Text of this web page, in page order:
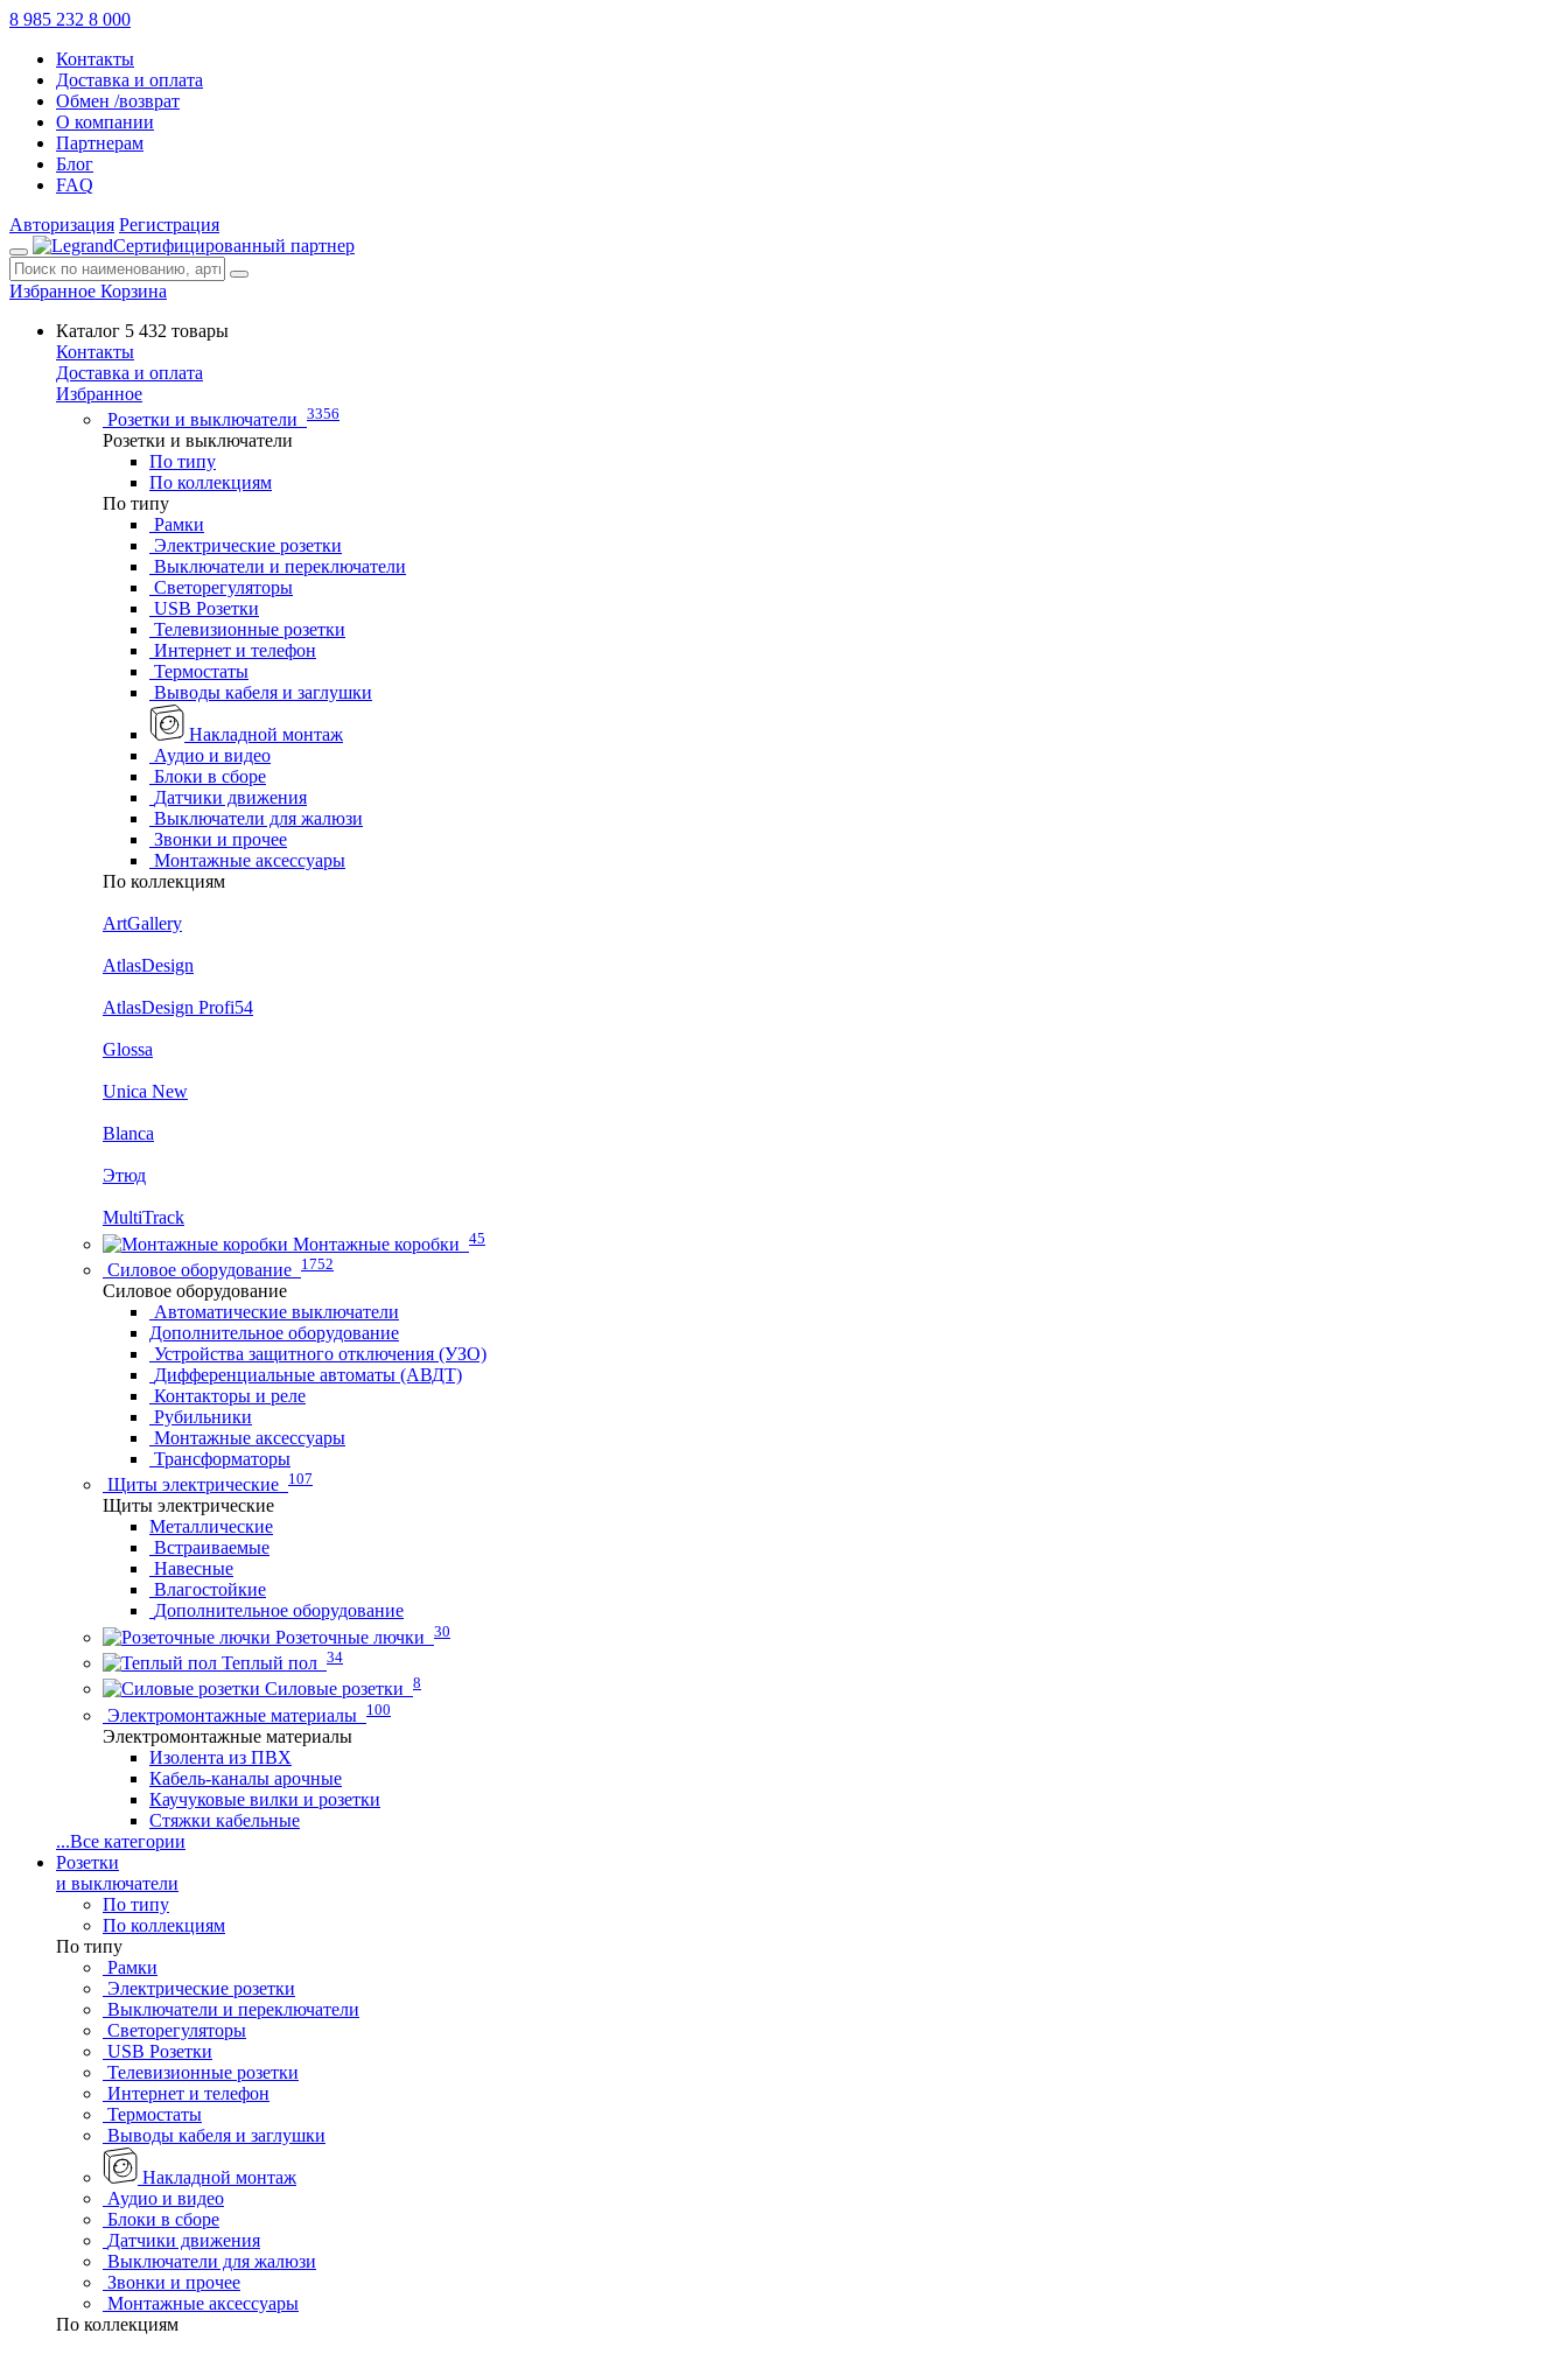
8 985 232 8 000
Контакты
Доставка и оплата
Обмен /возврат
О компании
Партнерам
Блог
FAQ
Авторизация Регистрация
Сертифицированный партнер
Избранное Корзина
Каталог 5 432 товары
Контакты
Доставка и оплата
Избранное
Розетки и выключатели 3356
Розетки и выключатели
По типу
По коллекциям
По типу
Рамки
Электрические розетки
Выключатели и переключатели
Светорегуляторы
USB Розетки
Телевизионные розетки
Интернет и телефон
Термостаты
Выводы кабеля и заглушки
Накладной монтаж
Аудио и видео
Блоки в сборе
Датчики движения
Выключатели для жалюзи
Звонки и прочее
Монтажные аксессуары
По коллекциям
ArtGallery
AtlasDesign
AtlasDesign Profi54
Glossa
Unica New
Blanca
Этюд
MultiTrack
Монтажные коробки 45
Силовое оборудование 1752
Силовое оборудование
Автоматические выключатели
Дополнительное оборудование
Устройства защитного отключения (УЗО)
Дифференциальные автоматы (АВДТ)
Контакторы и реле
Рубильники
Монтажные аксессуары
Трансформаторы
Щиты электрические 107
Щиты электрические
Металлические
Встраиваемые
Навесные
Влагостойкие
Дополнительное оборудование
Розеточные лючки 30
Теплый пол 34
Силовые розетки 8
Электромонтажные материалы 100
Электромонтажные материалы
Изолента из ПВХ
Кабель-каналы арочные
Каучуковые вилки и розетки
Стяжки кабельные
...Все категории
Розетки
и выключатели
По типу
По коллекциям
По типу
Рамки
Электрические розетки
Выключатели и переключатели
Светорегуляторы
USB Розетки
Телевизионные розетки
Интернет и телефон
Термостаты
Выводы кабеля и заглушки
Накладной монтаж
Аудио и видео
Блоки в сборе
Датчики движения
Выключатели для жалюзи
Звонки и прочее
Монтажные аксессуары
По коллекциям